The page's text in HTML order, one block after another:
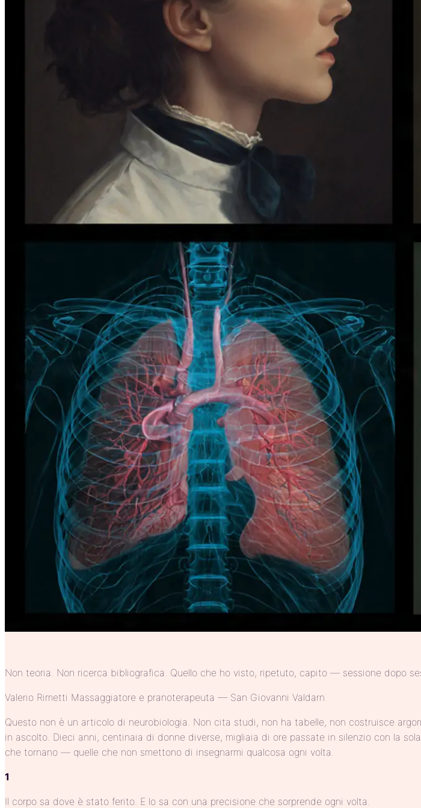
Non teoria. Non ricerca bibliografica. Quello che ho visto, ripetuto, capito — sessione dopo
Valerio Rimetti Massaggiatore e pranoterapeuta — San Giovanni Valdarn
Questo non è un articolo di neurobiologia. Non cita studi, non ha tabelle, non costruisce
in ascolto. Dieci anni, centinaia di donne diverse, migliaia di ore passate in silenzio con la
che tornano — quelle che non smettono di insegnarmi qualcosa ogni volta.
1
Il corpo sa dove è stato ferito. E lo sa con una precisione che sorprende ogni volta.